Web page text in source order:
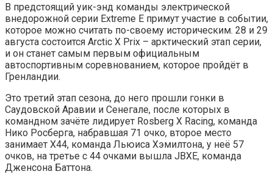
В предстоящий уик-энд команды электрической
внедорожной серии Extreme E примут участие в событии,
которое можно считать по-своему историческим. 28 и 29
августа состоится Arctic X Prix – арктический этап серии,
и он станет самым первым официальным
автоспортивным соревнованием, которое пройдёт в
Гренландии.
Это третий этап сезона, до него прошли гонки в
Саудовской Аравии и Сенегале, после которых в
командном зачёте лидирует Rosberg X Racing, команда
Нико Росберга, набравшая 71 очко, второе место
занимает X44, команда Льюиса Хэмилтона, у неё 57
очков, на третье с 44 очками вышла JBXE, команда
Дженсона Баттона.